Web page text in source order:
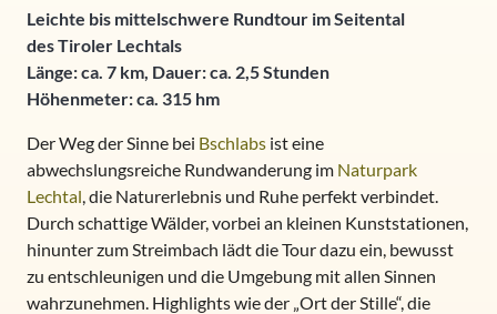
Leichte bis mittelschwere Rundtour im Seitental
des Tiroler Lechtals
Länge: ca. 7 km, Dauer: ca. 2,5 Stunden
Höhenmeter: ca. 315 hm
Der Weg der Sinne bei Bschlabs ist eine
abwechslungsreiche Rundwanderung im Naturpark
Lechtal , die Naturerlebnis und Ruhe perfekt verbindet.
Durch schattige Wälder, vorbei an kleinen Kunststationen,
hinunter zum Streimbach lädt die Tour dazu ein, bewusst
zu entschleunigen und die Umgebung mit allen Sinnen
wahrzunehmen. Highlights wie der „Ort der Stille“, die